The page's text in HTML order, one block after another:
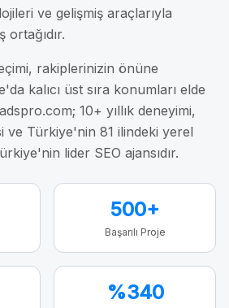
ve gelişmiş araçlarıyla
ortağıdır.
rakiplerinizin önüne
kalıcı üst sıra konumları elde
10+ yıllık deneyimi,
ve Türkiye'nin 81 ilindeki yerel
lider SEO ajansıdır.
500+
Başarılı Proje
%340